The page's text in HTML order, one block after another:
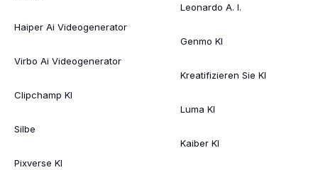
Haiper Ai Videogenerator
Virbo Ai Videogenerator
Clipchamp KI
Silbe
Pixverse KI
Leonardo A. I.
Genmo KI
Kreatifizieren Sie KI
Luma KI
Kaiber KI